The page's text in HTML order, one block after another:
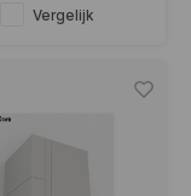
Vergelijk